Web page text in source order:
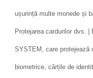
ușurință multe monede și
Protejarea cardurilor dvs. |
SYSTEM, care protejează
biometrice, cărțile de